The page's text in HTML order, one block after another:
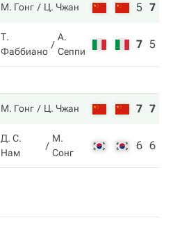
М. Гонг Ц. Чжан 5 7
Т.
Фаббиано
А.
Сеппи
7 5
М. Гонг Ц. Чжан 7 7
Д. С.
Нам
М.
Сонг
6 6